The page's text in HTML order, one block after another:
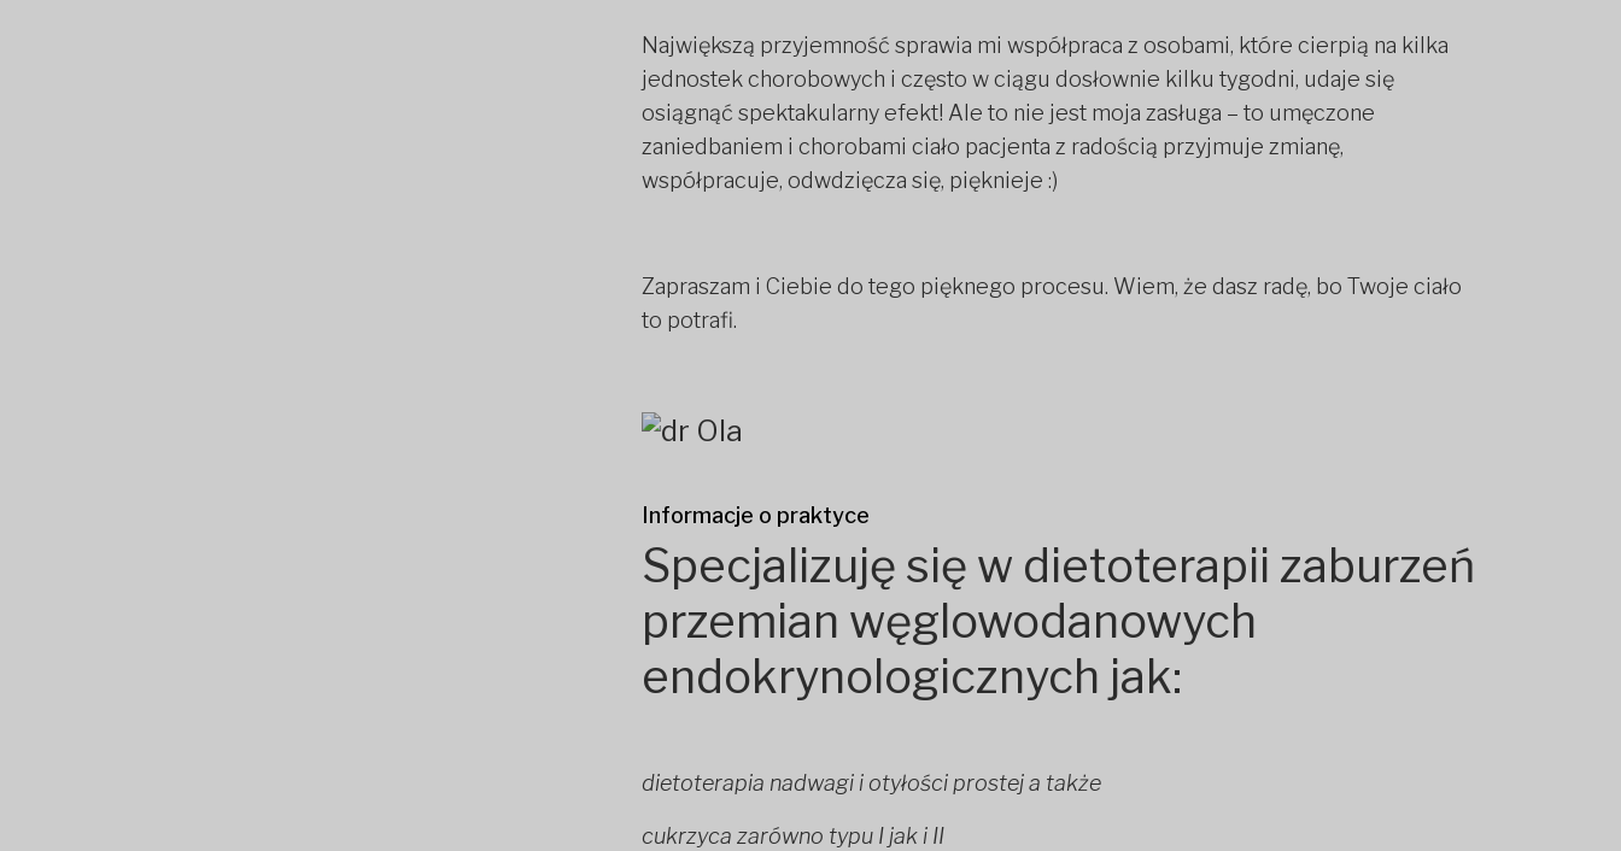
Największą przyjemność sprawia mi współpraca z osobami, które cierpią na kilka
jednostek chorobowych i często w ciągu dosłownie kilku tygodni, udaje się
osiągnąć spektakularny efekt! Ale to nie jest moja zasługa – to umęczone
zaniedbaniem i chorobami ciało pacjenta z radością przyjmuje zmianę,
współpracuje, odwdzięcza się, pięknieje :)
Zapraszam i Ciebie do tego pięknego procesu. Wiem, że dasz radę, bo Twoje ciało
to potrafi.
Informacje o praktyce
Specjalizuję się w dietoterapii zaburzeń
przemian węglowodanowych
endokrynologicznych jak:
dietoterapia nadwagi i otyłości prostej​ a także
cukrzyca zarówno typu I jak i II